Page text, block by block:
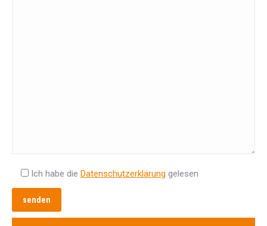
Ich habe die Datenschutzerklärung gelesen